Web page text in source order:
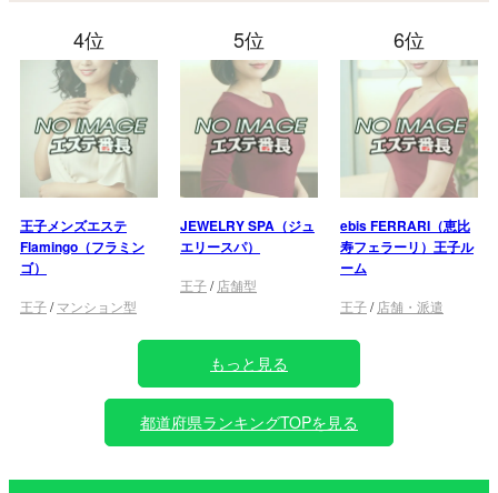
4位
王子メンズエステ
Flamingo（フラミン
ゴ）
王子/マンション型
5位
JEWELRY SPA（ジュ
エリースパ）
王子/ 店舗型
6位
ebis FERRARI（恵比
寿フェラーリ）王子ル
ーム
王子/ 店舗・派遣
もっと見る
都道府県ランキングTOPを見る